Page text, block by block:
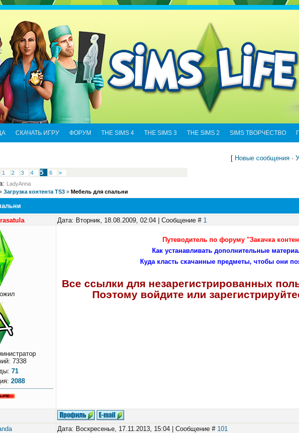
СКАЧАТЬ ИГРУ ФОРУМ THE SIMS 4 THE SIMS 3 THE SIMS 2 SIMS ТВОРЧЕСТВО
[ Новые сообщения ·
1 2 3 4 5 6 »
LadyAnna
Загрузка контента TS3 » Мебель для спальни
Дата: Вторник, 18.08.2009, 02:04 | Сообщение # 1
7338
71
2088
Путеводитель по форуму "Закачка
Как устанавливать дополнительные
Куда класть скачанные предметы, чтобы они
Все ссылки для незарегистрированных
Поэтому войдите или
Дата: Воскресенье, 17.11.2013, 15:04 | Сообщение # 101